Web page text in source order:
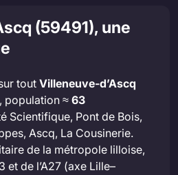
(59491), une
tout Villeneuve-d’Ascq
population ≈63
Scientifique, Pont de Bois,
Ascq, La Cousinerie.
de la métropole lilloise,
et de l’A27 (axe Lille–